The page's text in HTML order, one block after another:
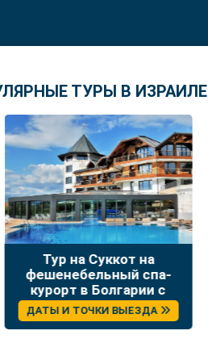
ТУРЫ В ИЗРАИЛЕ
Тур на Суккот на
фешенебельный спа-
курорт в Болгарии с
отдыхом и экскурсиями
ДАТЫ И ТОЧКИ ВЫЕЗДА